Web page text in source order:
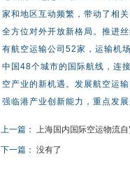
家和地区互动频繁，带动了相
全方位对外开放新格局。推进
有航空运输公司52家，运输机
中国48个城市的国际航线，连
空产业的新机遇。发展航空运
强临港产业创新能力，重点发
上一篇： 上海国内国际空运物流
下一篇： 没有了